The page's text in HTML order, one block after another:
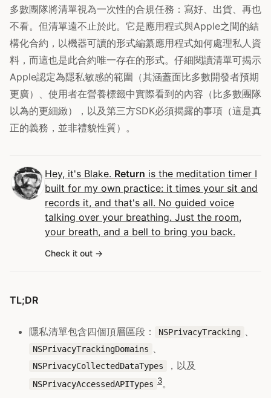
多數團隊將清單視為一次性的合規任務：寫好、出貨、再也
不看。但清單遠不止於此。它是應用程式與Apple之間的結
構化合約，以機器可讀的形式編纂應用程式如何處理私人資
料，而這也是此合約唯一存在的形式。仔細閱讀清單可揭示
Apple認定為隱私敏感的範圍（其涵蓋面比多數開發者預期
更廣）、使用者在營養標籤中實際看到的內容（比多數團隊
以為的更細緻），以及第三方SDK必須揭露的事項（這是真
正的義務，並非禮貌性質）。
Hey, it's Blake. Return is the meditation timer I
built for my own practice: it times your sit and
records it, and that's all. No guided voice
talking over your breathing. Just the room,
your breath, and a bell to bring you back.
Check it out
TL;DR
隱私清單包含四個頂層區段： NSPrivacyTracking
NSPrivacyTrackingDomains
NSPrivacyCollectedDataTypes ，以及
NSPrivacyAccessedAPITypes 3。